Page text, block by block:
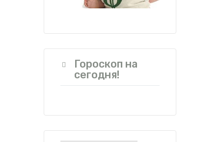
Гороскоп на
сегодня!